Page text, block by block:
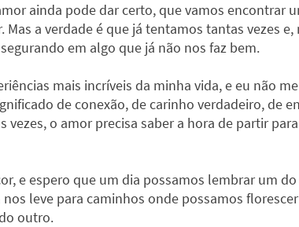
ainda pode dar certo, que vamos encontrar
a verdade é que já tentamos tantas vezes
em algo que já não nos faz bem.
mais incríveis da minha vida, e eu não
de conexão, de carinho verdadeiro, de
vezes, o amor precisa saber a hora de partir
e espero que um dia possamos lembrar um
leve para caminhos onde possamos
outro.